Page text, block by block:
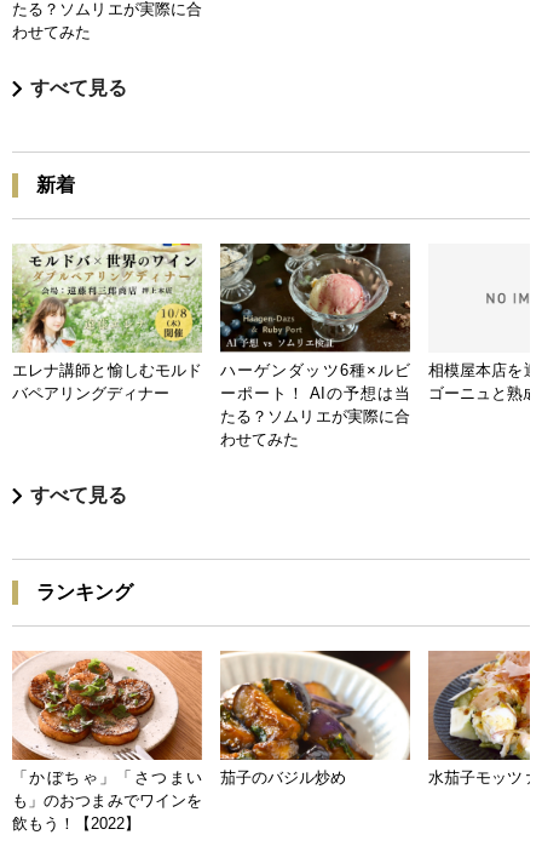
たる？ソムリエが実際に合
わせてみた
すべて見る
新着
エレナ講師と愉しむモルド
バペアリングディナー
ハーゲンダッツ6種×ルビ
ーポート！ AIの予想は当
たる？ソムリエが実際に合
わせてみた
相模屋本店を
ゴーニュと熟
すべて見る
ランキング
「かぼちゃ」「さつまい
も」のおつまみでワインを
飲もう！【2022】
茄子のバジル炒め 水茄子モッツァ